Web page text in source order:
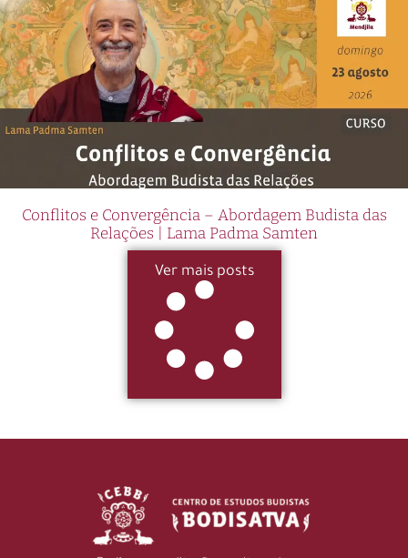
Conflitos e Convergência – Abordagem Budista das
Relações | Lama Padma Samten
Ver mais posts